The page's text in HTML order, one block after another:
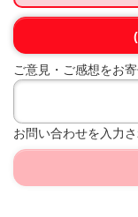
ご意見・ご感想をお
お問い合わせを入力